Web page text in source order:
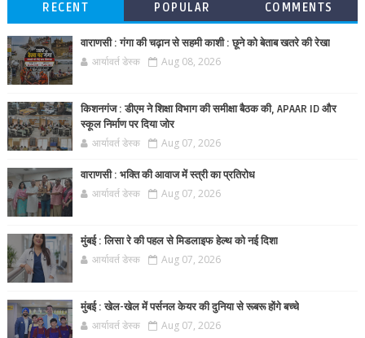
RECENT POPULAR COMMENTS
वाराणसी : गंगा की चढ़ान से सहमी काशी : छूने को बेताब खतरे की रेखा
आर्यावर्त डेस्क Aug 08, 2026
किशनगंज : डीएम ने शिक्षा विभाग की समीक्षा बैठक की, APAAR ID और
स्कूल निर्माण पर दिया जोर
आर्यावर्त डेस्क Aug 07, 2026
वाराणसी : भक्ति की आवाज में स्त्री का प्रतिरोध
आर्यावर्त डेस्क Aug 07, 2026
मुंबई : लिसा रे की पहल से मिडलाइफ हेल्थ को नई दिशा
आर्यावर्त डेस्क Aug 07, 2026
मुंबई : खेल-खेल में पर्सनल केयर की दुनिया से रूबरू होंगे बच्चे
आर्यावर्त डेस्क Aug 07, 2026